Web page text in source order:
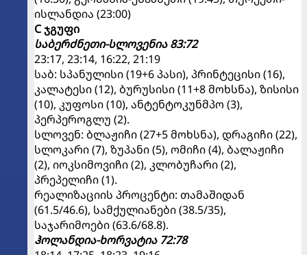
ისლანდია (23:00)
C ჯგუფი
საბერძნეთი-სლოვენია 83:72
23:17, 23:14, 16:22, 21:19
საბ: სპანულისი (19+6 პასი), პრინტეცისი (16),
კალატესი (12), ბურუსისი (11+8 მოხსნა), ზისისი
(10), კუფოსი (10), ანტენტოკუნმპო (3),
პერპეროგლუ (2).
სლოვენ: ბლაჟიჩი (27+5 მოხსნა), დრაგიჩი (22),
სლოკარი (7), ზუპანი (5), ომიჩი (4), ბალაჟიჩი
(2), იოკსიმოვიჩი (2), კლობუჩარი (2),
პრეპელიჩი (1).
რეალიზაციის პროცენტი: თამაშიდან
(61.5/46.6), სამქულიანები (38.5/35),
საჯარიმოები (63.6/68.8).
ჰოლანდია-ხორვატია 72:78